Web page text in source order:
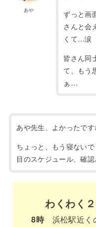
あや
ずっと画
さんと会
くて…涙
皆さん同
て、もう
ぁ…
あや先生、よかったです
ちょっと、もう寝ない
目のスケジュール、確認
わくわく
8時浜松駅近く